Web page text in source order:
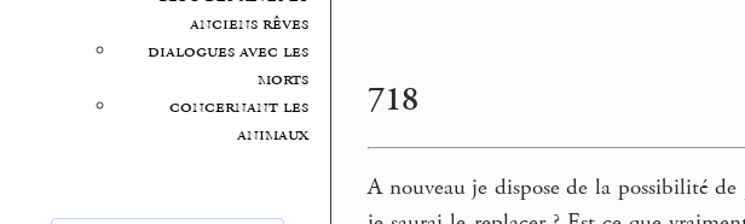
anciens rêves
dialogues avec les
morts
concernant les
animaux
718
A nouveau je dispose de la possibilité